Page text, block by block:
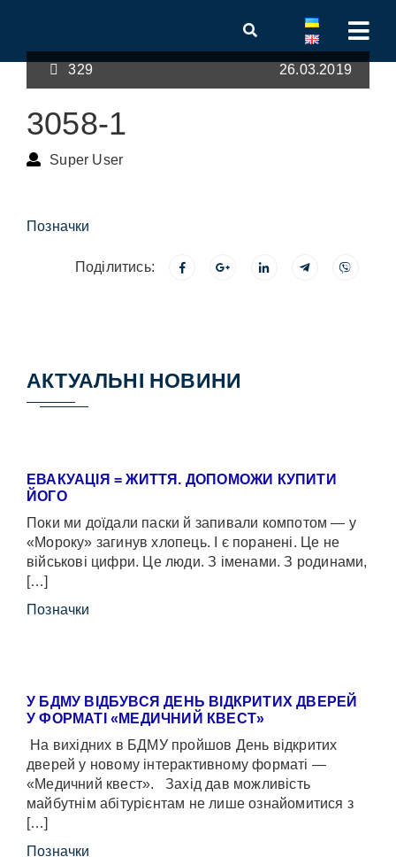
329 26.03.2019
3058-1
Super User
Позначки
Поділитись:
АКТУАЛЬНІ НОВИНИ
ЕВАКУАЦІЯ = ЖИТТЯ. ДОПОМОЖИ КУПИТИ
ЙОГО
Поки ми доїдали паски й запивали компотом — у
«Мороку» загинув хлопець. І є поранені. Це не
військові цифри. Це люди. З іменами. З родинами,
[…]
Позначки
У БДМУ ВІДБУВСЯ ДЕНЬ ВІДКРИТИХ ДВЕРЕЙ
У ФОРМАТІ «МЕДИЧНИЙ КВЕСТ»
На вихідних в БДМУ пройшов День відкритих
дверей у новому інтерактивному форматі —
«Медичний квест». Захід дав можливість
майбутнім абітурієнтам не лише ознайомитися з
[…]
Позначки